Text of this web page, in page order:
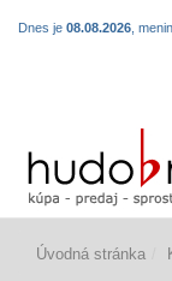
Dnes je 08.08.2026 ,
Úvodná stránka